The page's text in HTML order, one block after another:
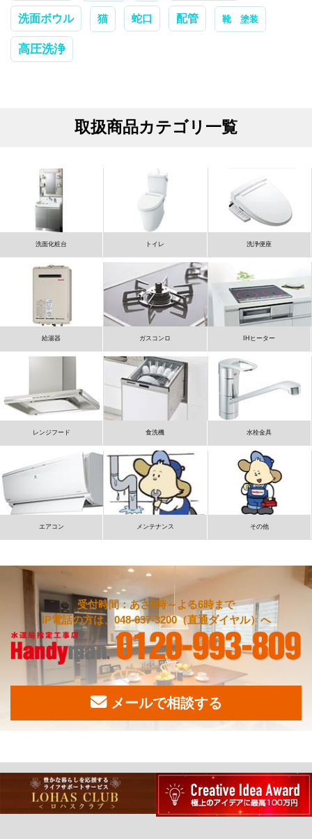
洗面ボウル 猫 蛇口 配管 靴 塗装
高圧洗浄
取扱商品カテゴリ一覧
洗面化粧台 トイレ 洗浄便座
給湯器 ガスコンロ IHヒーター
レンジフード 食洗機 水栓金具
エアコン メンテナンス その他
受付時間：あさ9時～よる6時まで
IP電話の方は、048-637-3200（直通ダイヤル）へ
メールで相談する